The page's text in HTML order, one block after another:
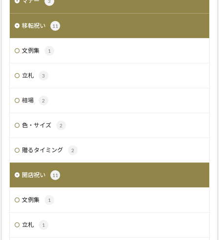
移転祝い 11
文例集 1
立札 3
相場 2
色・サイズ 2
贈るタイミング 2
開店祝い 11
文例集 1
立札 1